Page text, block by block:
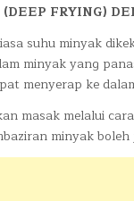
FRYING)
suhu minyak
minyak yang
menyerap ke
masak melalui
minyak